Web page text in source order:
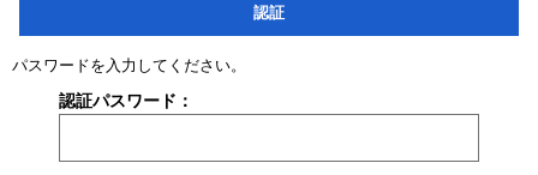
認証
パスワードを入力してください。
認証パスワード：